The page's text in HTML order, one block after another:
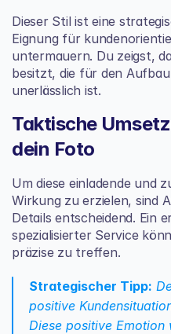
Dieser Stil ist eine
Eignung für
untermauern. Du zeigst,
besitzt, die für den
unerlässlich ist.
Taktische
dein Foto
Um diese einladende und
Wirkung zu erzielen, sind
Details entscheidend. Ein
spezialisierter Service
präzise zu treffen.
Strategischer Tipp:
positive
Diese positive